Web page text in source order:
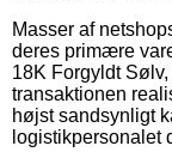
Masser af
deres primære
18K Forgyldt
transaktionen
højst sandsynligt
logistikpersonalet